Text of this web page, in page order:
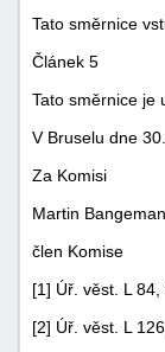
Tato směrnice
Článek 5
Tato směrnice je
V Bruselu dne
Za Komisi
Martin
člen Komise
[1] Úř. věst. L
[2] Úř. věst. L